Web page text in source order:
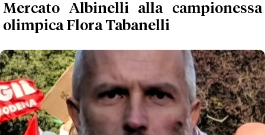
Mercato Albinelli alla campionessa
olimpica Flora Tabanelli